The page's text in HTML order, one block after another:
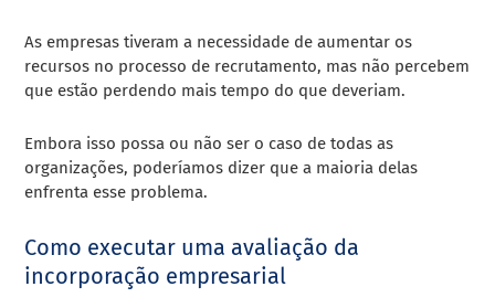
As empresas tiveram a necessidade de aumentar os
recursos no processo de recrutamento, mas não percebem
que estão perdendo mais tempo do que deveriam.
Embora isso possa ou não ser o caso de todas as
organizações, poderíamos dizer que a maioria delas
enfrenta esse problema.
Como executar uma avaliação da
incorporação empresarial